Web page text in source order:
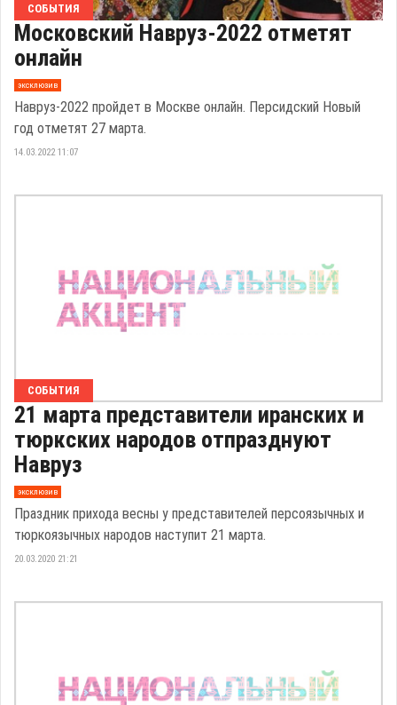
СОБЫТИЯ
Московский Навруз-2022 отметят
онлайн
эксклюзив
Навруз-2022 пройдет в Москве онлайн. Персидский Новый
год отметят 27 марта.
14.03.2022 11:07
СОБЫТИЯ
21 марта представители иранских и
тюркских народов отпразднуют
Навруз
эксклюзив
Праздник прихода весны у представителей персоязычных и
тюркоязычных народов наступит 21 марта.
20.03.2020 21:21